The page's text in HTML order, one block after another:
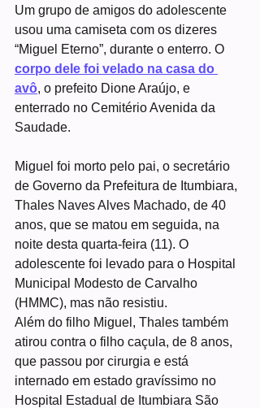
Um grupo de amigos do adolescente
usou uma camiseta com os dizeres
“Miguel Eterno”, durante o enterro. O
corpo dele foi velado na casa do
avô, o prefeito Dione Araújo, e
enterrado no Cemitério Avenida da
Saudade.
Miguel foi morto pelo pai, o secretário
de Governo da Prefeitura de Itumbiara,
Thales Naves Alves Machado, de 40
anos, que se matou em seguida, na
noite desta quarta-feira (11). O
adolescente foi levado para o Hospital
Municipal Modesto de Carvalho
(HMMC), mas não resistiu.
Além do filho Miguel, Thales também
atirou contra o filho caçula, de 8 anos,
que passou por cirurgia e está
internado em estado gravíssimo no
Hospital Estadual de Itumbiara São